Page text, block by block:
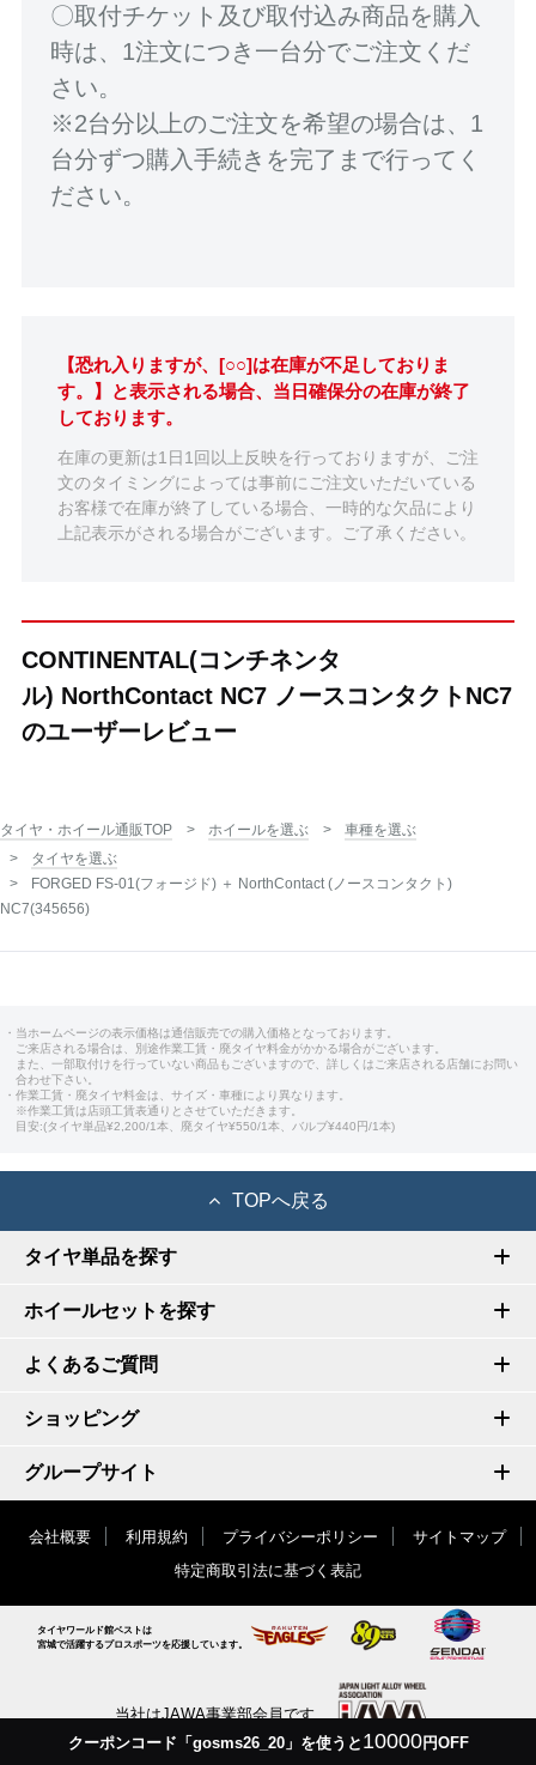
〇取付チケット及び取付込み商品を購入
時は、1注文につき一台分でご注文くだ
さい。
※2台分以上のご注文を希望の場合は、1
台分ずつ購入手続きを完了まで行ってく
ださい。
【恐れ入りますが、[○○]は在庫が不足しておりま
す。】と表示される場合、当日確保分の在庫が終了
しております。
在庫の更新は1日1回以上反映を行っておりますが、ご注
文のタイミングによっては事前にご注文いただいている
お客様で在庫が終了している場合、一時的な欠品により
上記表示がされる場合がございます。ご了承ください。
CONTINENTAL(コンチネンタ
ル) NorthContact NC7 ノースコンタクトNC7
のユーザーレビュー
クーポンコード「gosms26_20」を使うと 10000円OFF
タイヤ・ホイール通販TOP ホイールを選ぶ
車種を選ぶ
タイヤを選ぶ
FORGED FS-01(フォージド) ＋ NorthContact (ノースコンタクト)
NC7(345656)
・当ホームページの表示価格は通信販売での購入価格となっております。
ご来店される場合は、別途作業工賃・廃タイヤ料金がかかる場合がございます。
また、一部取付けを行っていない商品もございますので、詳しくはご来店される店舗にお問い
合わせ下さい。
・作業工賃・廃タイヤ料金は、サイズ・車種により異なります。
※作業工賃は店頭工賃表通りとさせていただきます。
目安:(タイヤ単品¥2,200/1本、廃タイヤ¥550/1本、バルブ¥440円/1本)
TOPへ戻る
タイヤ単品を探す
ホイールセットを探す
よくあるご質問
ショッピング
グループサイト
会社概要 利用規約 プライバシーポリシー
サイトマップ
特定商取引法に基づく表記
タイヤワールド館ベストは
宮城で活躍するプロスポーツを応援しています。
当社はJAWA事業部会員です